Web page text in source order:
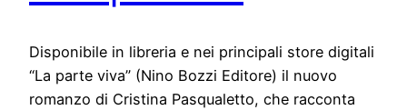
Disponibile in libreria e nei principali store digitali
“La parte viva” (Nino Bozzi Editore) il nuovo
romanzo di Cristina Pasqualetto, che racconta